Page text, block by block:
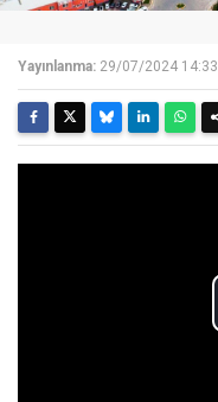
Yayınlanma: 29/07/2024 14:33